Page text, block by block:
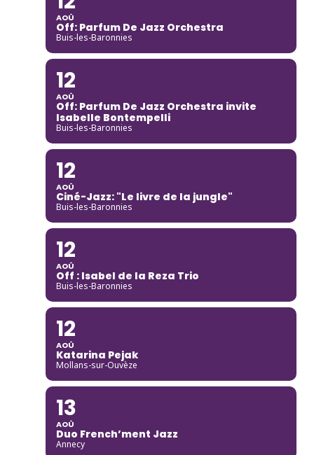
AOÛ
Off: Parfum De Jazz Orchestra
Buis-les-Baronnies
12
AOÛ
Off: Parfum De Jazz Orchestra invite
Isabelle Bontempelli
Buis-les-Baronnies
12
AOÛ
Ciné-Jazz: "Le livre de la jungle"
Buis-les-Baronnies
12
AOÛ
Off : Isabel de la Reza Trio
Buis-les-Baronnies
12
AOÛ
Katarina Pejak
Mollans-sur-Ouvèze
13
AOÛ
Duo French’ment Jazz
Annecy